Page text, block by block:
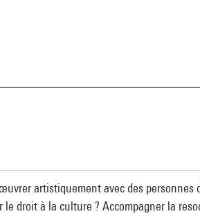
artistiquement avec des
le droit à la culture ? Accompagner la